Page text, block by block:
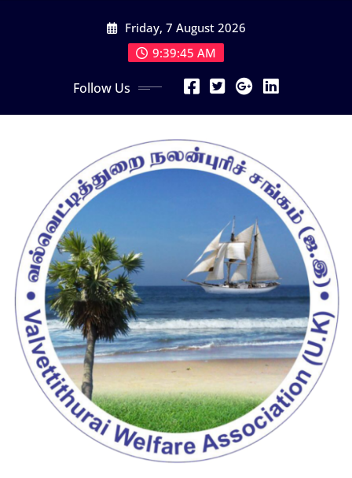
Friday, 7 August 2026
9:39:46 AM
Follow Us